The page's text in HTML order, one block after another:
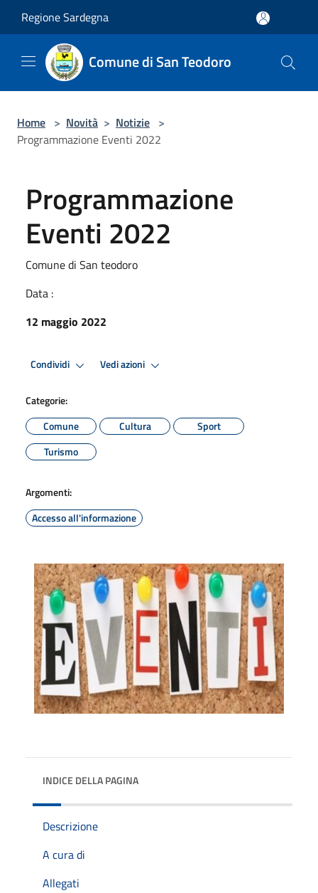
Regione Sardegna
Comune di San Teodoro
Home > Novità > Notizie >
Programmazione Eventi 2022
Programmazione
Eventi 2022
Comune di San teodoro
Data :
12 maggio 2022
Condividi Vedi azioni
Categorie:
Comune
Cultura
Sport
Turismo
Argomenti:
Accesso all'informazione
INDICE DELLA PAGINA
Descrizione
A cura di
Allegati